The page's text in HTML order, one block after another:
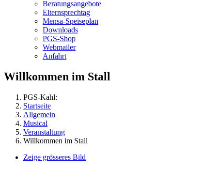
Beratungsangebote
Elternsprechtag
Mensa-Speiseplan
Downloads
PGS-Shop
Webmailer
Anfahrt
Willkommen im Stall
PGS-Kahl:
Startseite
Allgemein
Musical
Veranstaltung
Willkommen im Stall
Zeige grösseres Bild